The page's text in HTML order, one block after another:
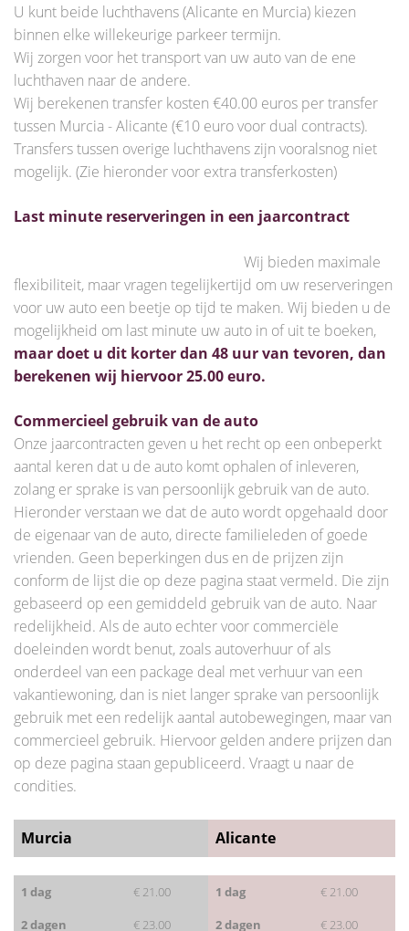
U kunt beide luchthavens (Alicante en Murcia) kiezen
binnen elke willekeurige parkeer termijn.
Wij zorgen voor het transport van uw auto van de ene
luchthaven naar de andere.
Wij berekenen transfer kosten €40.00 euros per transfer
tussen Murcia - Alicante (€10 euro voor dual contracts).
Transfers tussen overige luchthavens zijn vooralsnog niet
mogelijk. (Zie hieronder voor extra transferkosten)
Last minute reserveringen in een jaarcontract
Wij bieden maximale
flexibiliteit, maar vragen tegelijkertijd om uw reserveringen
voor uw auto een beetje op tijd te maken. Wij bieden u de
mogelijkheid om last minute uw auto in of uit te boeken,
maar doet u dit korter dan 48 uur van tevoren, dan
berekenen wij hiervoor 25.00 euro.
Commercieel gebruik van de auto
Onze jaarcontracten geven u het recht op een onbeperkt
aantal keren dat u de auto komt ophalen of inleveren,
zolang er sprake is van persoonlijk gebruik van de auto.
Hieronder verstaan we dat de auto wordt opgehaald door
de eigenaar van de auto, directe familieleden of goede
vrienden. Geen beperkingen dus en de prijzen zijn
conform de lijst die op deze pagina staat vermeld. Die zijn
gebaseerd op een gemiddeld gebruik van de auto. Naar
redelijkheid. Als de auto echter voor commerciële
doeleinden wordt benut, zoals autoverhuur of als
onderdeel van een package deal met verhuur van een
vakantiewoning, dan is niet langer sprake van persoonlijk
gebruik met een redelijk aantal autobewegingen, maar van
commercieel gebruik. Hiervoor gelden andere prijzen dan
op deze pagina staan gepubliceerd. Vraagt u naar de
condities.
Murcia Alicante
1 dag € 21.00 1 dag
€ 21.00
2 dagen
€ 23.00 2 dagen € 23.00